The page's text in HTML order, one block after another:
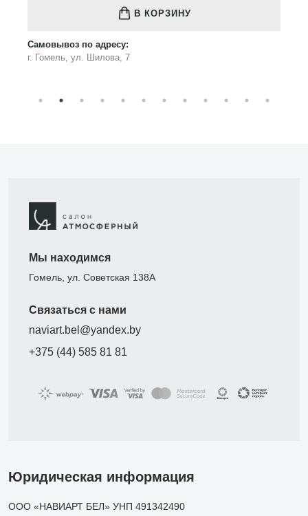
В КОРЗИНУ
Самовывоз по адресу:
г. Гомель, ул. Шилова, 7
Мы находимся
Гомель, ул. Советская 138А
Связаться с нами
naviart.bel@yandex.by
+375 (44) 585 81 81
Юридическая информация
ООО «НАВИАРТ БЕЛ» УНП 491342490